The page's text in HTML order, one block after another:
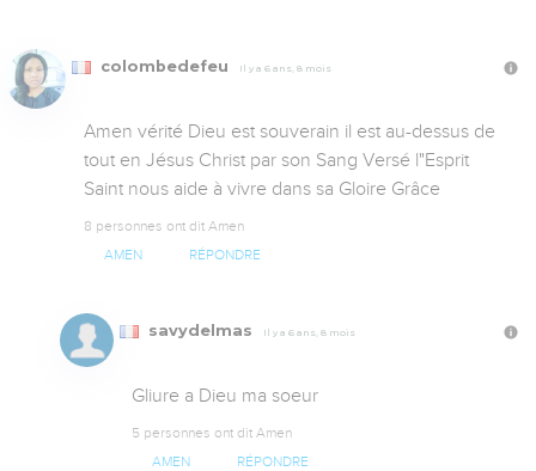
colombedefeu Il y a 6 ans, 8 mois
Amen vérité Dieu est souverain il est au-dessus de
tout en Jésus Christ par son Sang Versé l"Esprit
Saint nous aide à vivre dans sa Gloire Grâce
8 personnes ont dit Amen
AMEN RÉPONDRE
savydelmas Il y a 6 ans, 8 mois
Gliure a Dieu ma soeur
5 personnes ont dit Amen
AMEN RÉPONDRE